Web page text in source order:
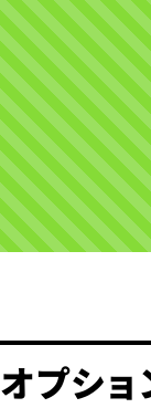
オプショ